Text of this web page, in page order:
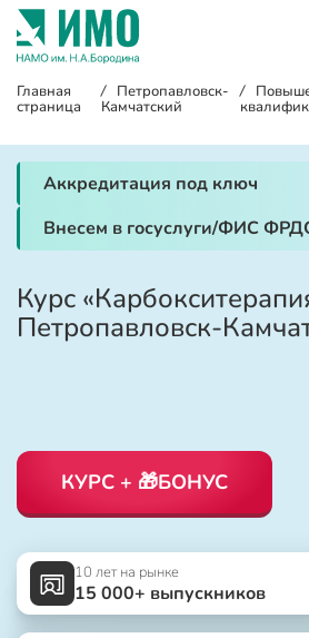
Главная
страница
/ Петропавловск-
Камчатский
/
Аккредитация под ключ
Внесем в госуслуги/ФИС
Курс
Петропавловск-
КУРС + 🎁БОНУС
10 лет на рынке
15 000+ выпускников